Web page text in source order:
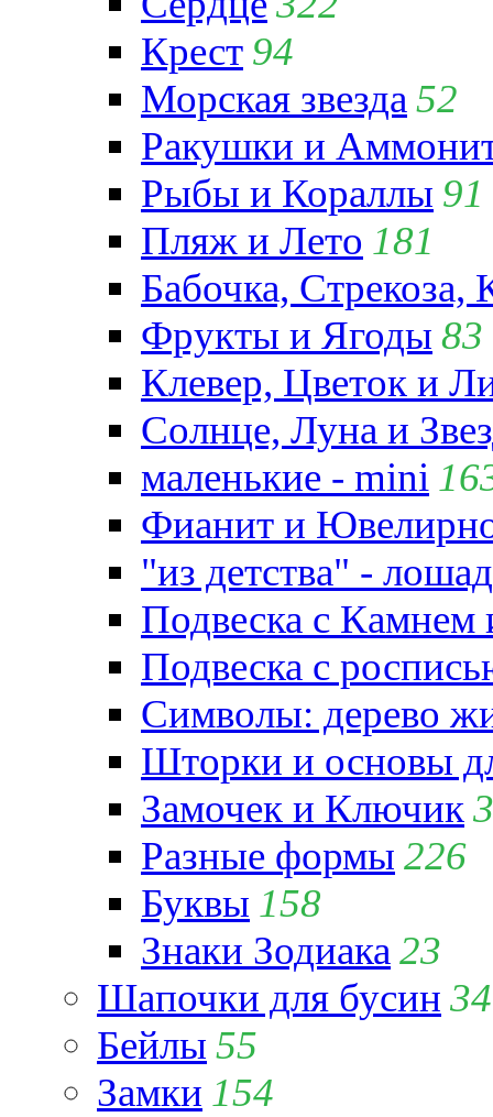
Крест 94
Морская звезда 52
Ракушки и
Рыбы и Кораллы 91
Пляж и Лето 181
Бабочка,
Фрукты и Ягоды 83
Клевер, Цветок и
Солнце, Луна и
маленькие - mini
Фианит и
"из детства" -
Подвеска с
Подвеска с
Символы: дерево
Шторки и основы
Замочек и Ключик
Разные формы 226
Буквы 158
Знаки Зодиака 23
Шапочки для бусин 34
Бейлы 55
Замки 154